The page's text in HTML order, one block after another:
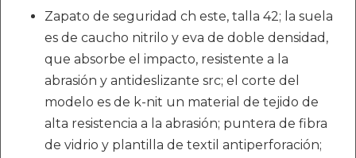
Zapato de seguridad ch este, talla 42; la suela
es de caucho nitrilo y eva de doble densidad,
que absorbe el impacto, resistente a la
abrasión y antideslizante src; el corte del
modelo es de k-nit un material de tejido de
alta resistencia a la abrasión; puntera de fibra
de vidrio y plantilla de textil antiperforación;